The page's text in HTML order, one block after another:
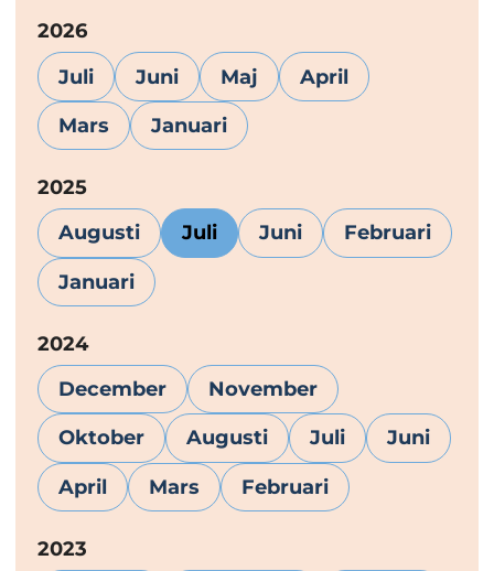
År:
2026
Juli
Juni Maj April
Mars Januari
År:
2025
Augusti
Juli Juni Februari
Januari
År:
2024
December
November
Oktober Augusti Juli Juni
April Mars Februari
År:
2023